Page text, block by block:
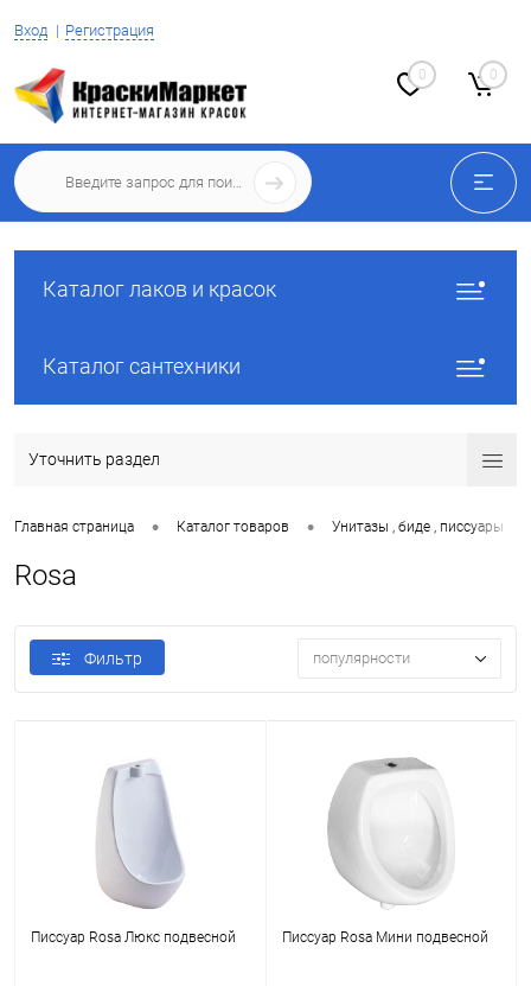
Вход Регистрация
0 0
Каталог лаков и красок
Каталог сантехники
Уточнить раздел
Главная страница • Каталог товаров • Унитазы , биде , писсуары
Rosa
Фильтр популярности
Писсуар Rosa Люкс подвесной Писсуар Rosa Мини подвесной